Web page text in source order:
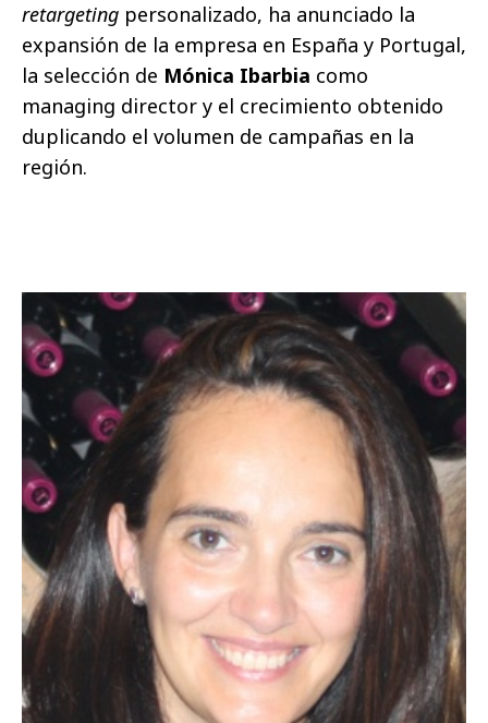
retargeting personalizado, ha anunciado la
expansión de la empresa en España y Portugal,
la selección de Mónica Ibarbia como
managing director y el crecimiento obtenido
duplicando el volumen de campañas en la
región.